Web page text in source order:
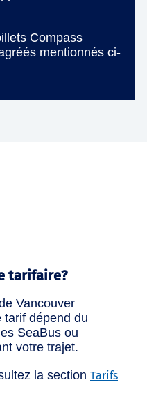
Compass
mentionnés ci-
tarifaire?
Vancouver
tarif dépend du
SeaBus ou
votre trajet.
la section Tarifs